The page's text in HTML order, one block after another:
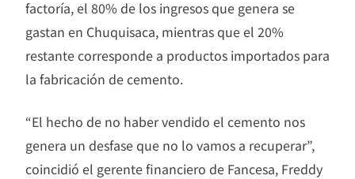
factoría, el 80% de los ingresos que genera se
gastan en Chuquisaca, mientras que el 20%
restante corresponde a productos importados para
la fabricación de cemento.
“El hecho de no haber vendido el cemento nos
genera un desfase que no lo vamos a recuperar”,
coincidió el gerente financiero de Fancesa, Freddy